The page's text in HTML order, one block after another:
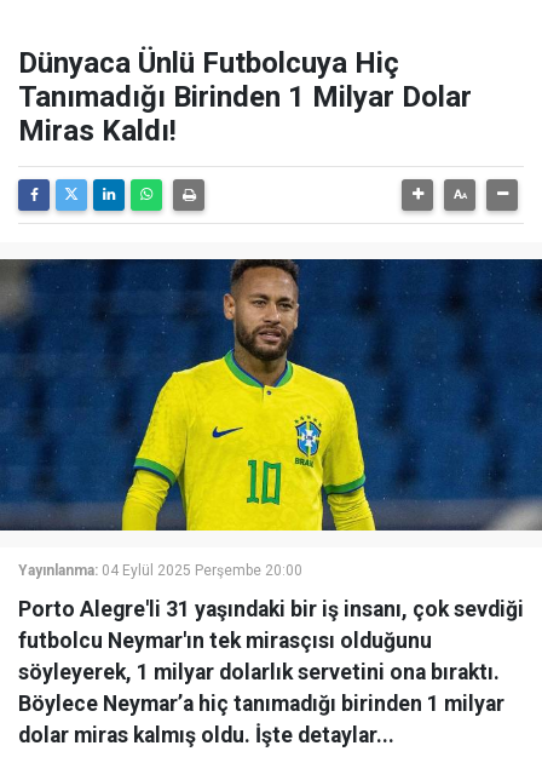
Dünyaca Ünlü Futbolcuya Hiç
Tanımadığı Birinden 1 Milyar Dolar
Miras Kaldı!
Yayınlanma: 04 Eylül 2025 Perşembe 20:00
Porto Alegre'li 31 yaşındaki bir iş insanı, çok sevdiği
futbolcu Neymar'ın tek mirasçısı olduğunu
söyleyerek, 1 milyar dolarlık servetini ona bıraktı.
Böylece Neymar’a hiç tanımadığı birinden 1 milyar
dolar miras kalmış oldu. İşte detaylar...